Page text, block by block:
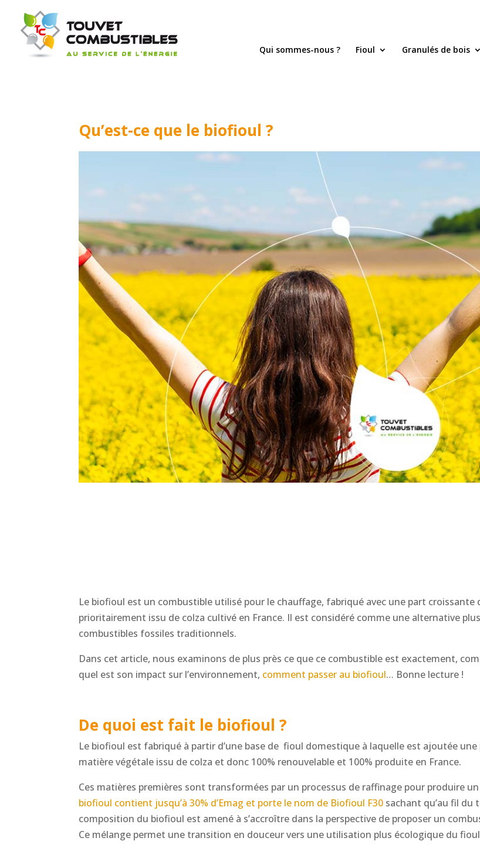
Qui sommes-nous ? Fioul Granulés de bois
Qu’est-ce que le biofioul ?
Le biofioul est un combustible utilisé pour le chauffage, fabriqué avec une part croissante
prioritairement issu de colza cultivé en France. Il est considéré comme une alternative
combustibles fossiles traditionnels.
Dans cet article, nous examinons de plus près ce que ce combustible est exactement,
quel est son impact sur l’environnement, comment passer au biofioul… Bonne lecture !
De quoi est fait le biofioul ?
Le biofioul est fabriqué à partir d’une base de fioul domestique à laquelle est ajoutée une
matière végétale issu de colza et donc 100% renouvelable et 100% produite en France.
Ces matières premières sont transformées par un processus de raffinage pour produire
biofioul contient jusqu’à 30% d’Emag et porte le nom de Biofioul F30 sachant qu’au fil du
composition du biofioul est amené à s’accroître dans la perspective de proposer un
Ce mélange permet une transition en douceur vers une utilisation plus écologique du